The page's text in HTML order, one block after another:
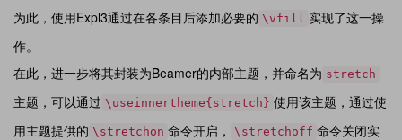
为此，使用Expl3通过在各条目后添加必要的 \vfill 实现了这一操
作。
在此，进一步将其封装为Beamer的内部主题，并命名为 stretch
主题，可以通过 \useinnertheme{stretch} 使用该主题，通过使
用主题提供的 \stretchon 命令开启， \stretchoff 命令关闭实